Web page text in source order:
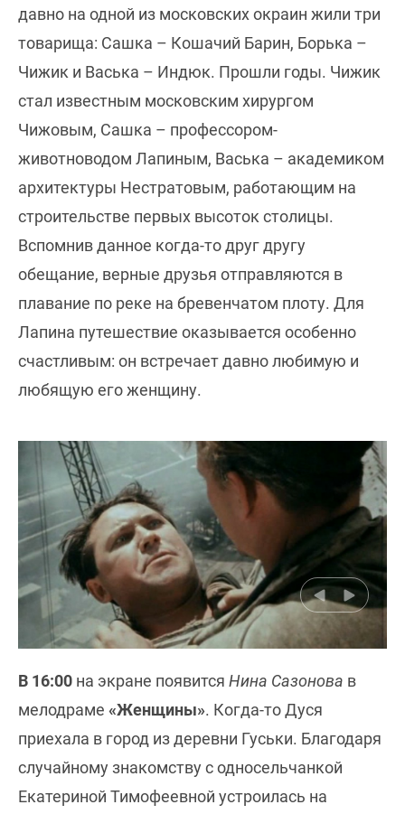
давно на одной из московских окраин жили три
товарища: Сашка – Кошачий Барин, Борька –
Чижик и Васька – Индюк. Прошли годы. Чижик
стал известным московским хирургом
Чижовым, Сашка – профессором-
животноводом Лапиным, Васька – академиком
архитектуры Нестратовым, работающим на
строительстве первых высоток столицы.
Вспомнив данное когда-то друг другу
обещание, верные друзья отправляются в
плавание по реке на бревенчатом плоту. Для
Лапина путешествие оказывается особенно
счастливым: он встречает давно любимую и
любящую его женщину.
В 16:00 на экране появится Нина Сазонова в
мелодраме «Женщины». Когда-то Дуся
приехала в город из деревни Гуськи. Благодаря
случайному знакомству с односельчанкой
Екатериной Тимофеевной устроилась на